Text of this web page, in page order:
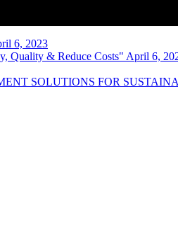
6, 2023
Quality & Reduce Costs" April 6,
SOLUTIONS FOR